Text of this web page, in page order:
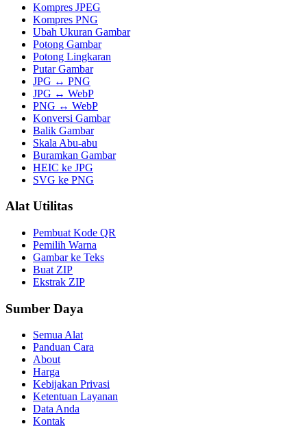
Kompres JPEG
Kompres PNG
Ubah Ukuran Gambar
Potong Gambar
Potong Lingkaran
Putar Gambar
JPG ↔ PNG
JPG ↔ WebP
PNG ↔ WebP
Konversi Gambar
Balik Gambar
Skala Abu-abu
Buramkan Gambar
HEIC ke JPG
SVG ke PNG
Alat Utilitas
Pembuat Kode QR
Pemilih Warna
Gambar ke Teks
Buat ZIP
Ekstrak ZIP
Sumber Daya
Semua Alat
Panduan Cara
About
Harga
Kebijakan Privasi
Ketentuan Layanan
Data Anda
Kontak